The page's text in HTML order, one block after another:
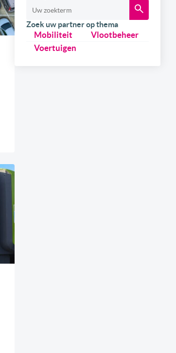
Zoek uw partner op thema
Mobiliteit
Vlootbeheer
Voertuigen